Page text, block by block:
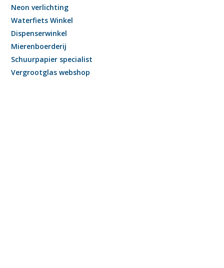
Neon verlichting
Waterfiets Winkel
Dispenserwinkel
Mierenboerderij
Schuurpapier specialist
Vergrootglas webshop